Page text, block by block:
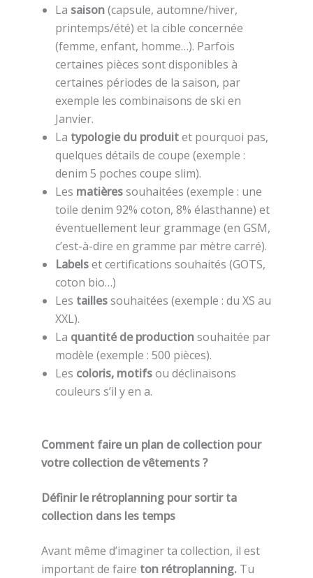
La saison(capsule, automne/hiver,
printemps/été) et la cible concernée
(femme, enfant, homme…). Parfois
certaines pièces sont disponibles à
certaines périodes de la saison, par
exemple les combinaisons de ski en
Janvier.
La typologie du produitet pourquoi pas,
quelques détails de coupe (exemple :
denim 5 poches coupe slim).
Les matièressouhaitées (exemple : une
toile denim 92% coton, 8% élasthanne) et
éventuellement leur grammage (en GSM,
c’est-à-dire en gramme par mètre carré).
Labelset certifications souhaités (GOTS,
coton bio…)
Les taillessouhaitées (exemple : du XS au
XXL).
La quantité de productionsouhaitée par
modèle (exemple : 500 pièces).
Les coloris, motifsou déclinaisons
couleurs s’il y en a.
Comment faire un plan de collection pour
votre collection de vêtements ?
Définir le rétroplanning pour sortir ta
collection dans les temps
Avant même d’imaginer ta collection, il est
important de faire ton rétroplanning.Tu